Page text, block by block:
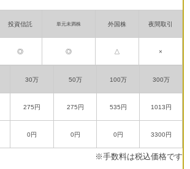
投資信託 単元未満株 外国株 夜間取引
◎ ◎ △ ×
30万 50万 100万 300万
275円 275円 535円 1013円
0円 0円 0円 3300円
※手数料は税込価格です